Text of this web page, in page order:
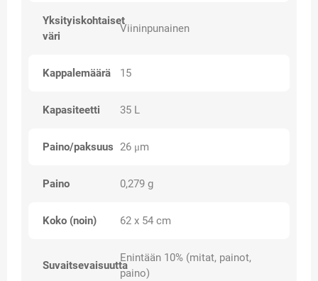
Yksityiskohtaiset
väri
Viininpunainen
Kappalemäärä 15
Kapasiteetti 35 L
Paino/paksuus 26 μm
Paino 0,279 g
Koko (noin) 62 x 54 cm
Suvaitsevaisuutta
Enintään 10% (mitat, painot,
paino)